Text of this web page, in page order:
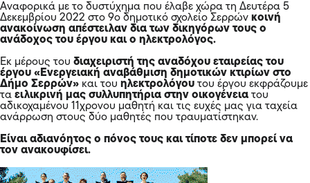
Αναφορικά με το δυστύχημα που έλαβε χώρα τη Δευτέρα 5
Δεκεμβρίου 2022 στο 9ο δημοτικό σχολείο Σερρών κοινή
ανακοίνωση απέστειλαν δια των δικηγόρων τους ο
ανάδοχος του έργου και ο ηλεκτρολόγος.
Εκ μέρους του διαχειριστή της αναδόχου εταιρείας του
έργου «Ενεργειακή αναβάθμιση δημοτικών κτιρίων στο
Δήμο Σερρών» και του ηλεκτρολόγου του έργου εκφράζουμε
τα ειλικρινή μας συλλυπητήρια στην οικογένεια του
αδικοχαμένου 11χρονου μαθητή και τις ευχές μας για ταχεία
ανάρρωση στους δύο μαθητές που τραυματίστηκαν.
Είναι αδιανόητος ο πόνος τους και τίποτε δεν μπορεί να
τον ανακουφίσει.